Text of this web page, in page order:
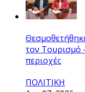
τον Τουρισμό
περιοχές
ΠΟΛΙΤΙΚΗ